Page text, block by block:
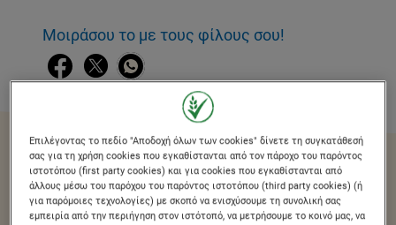
Μοιράσου το με τους φίλους σου!
Απόλαυσε τα CLUSTERS®με Αμύγδαλα,
Επιλέγοντας το πεδίο "Αποδοχή όλων των cookies" δίνετε τη συγκατάθεσή
σας για τη χρήση cookies που εγκαθίστανται από τον πάροχο του παρόντος
ιστοτόπου (first party cookies) και για cookies που εγκαθίστανται από
άλλους μέσω του παρόχου του παρόντος ιστοτόπου (third party cookies) (ή
για παρόμοιες τεχνολογίες) με σκοπό να ενισχύσουμε τη συνολική σας
εμπειρία από την περιήγηση στον ιστότοπό, να μετρήσουμε το κοινό μας, να